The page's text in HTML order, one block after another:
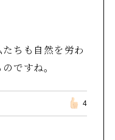
ちも自然を労わ
ですね。
4